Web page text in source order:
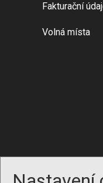
Fakturační
Volná místa